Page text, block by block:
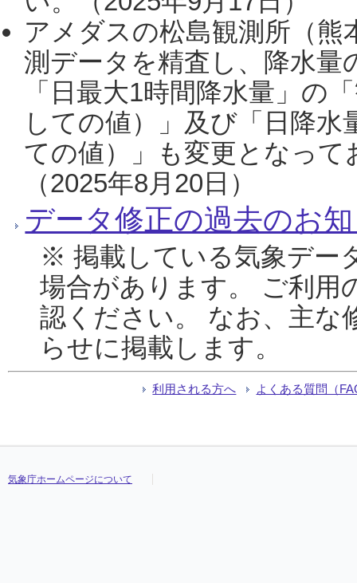
アメダスの松島観測所（熊
測データを精査し、降水
「日最大1時間降水量」の
しての値）」及び「日降
ての値）」も変更となっ
（2025年8月20日）
データ修正の過去のお
※ 掲載している気象デー
場合があります。 ご利用
認ください。 なお、主な
らせに掲載します。
利用される方へ よくある質問（
気象庁ホームページについて